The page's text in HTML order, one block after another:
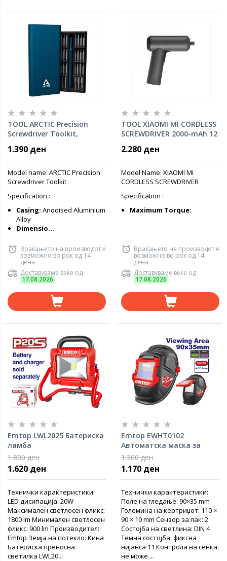
TOOL ARCTIC Precision
Screwdriver Toolkit,
1.390 ден
Model name: ARCTIC Precision
Screwdriver Toolkit
Specification :
Casing: Anodised Aluminium
Alloy
Dimensio...
Враќањето на производот е
возможно во рок од 14
дена
Доставуваме веќе од
17.08.2026
TOOL XIAOMI MI CORDLESS
SCREWDRIVER 2000-mAh 12
2.280 ден
Model Name: XIAOMI MI
CORDLESS SCREWDRIVER
Specification :
Maximum Torque:
Враќањето на производот е
возможно во рок од 14
дена
Доставуваме веќе од
17.08.2026
Emtop LWL2025 Батериска
ламба
1.800 ден
1.620 ден
Технички карактеристики:
LED дисипација: 20W
Мaксимален светлосен фликс:
1800 lm Минимален светлосен
фликс: 900 lm Производител:
Emtop Земја на потекло: Кина
Батериска преносна
светилка LWL20...
Emtop EWHT0102
Автоматска маска за
заварување
1.300 ден
1.170 ден
Технички карактеристики:
Поле на гледање: 90×35 mm
Големина на кертриџот: 110 ×
90 × 10 mm Сензор за лак: 2
Состојба на светлина: DIN 4
Темна состојба: фиксна
нијанса 11 Контрола на сенка:
не може ...